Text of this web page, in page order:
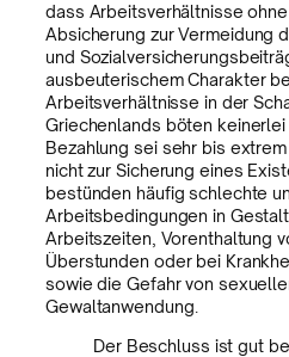
dass Arbeitsverhältnisse
Absicherung zur Vermeidung
und
ausbeuterischem Charakter
Arbeitsverhältnisse in der
Griechenlands böten
Bezahlung sei sehr bis
nicht zur Sicherung eines
bestünden häufig schlechte
Arbeitsbedingungen in
Arbeitszeiten, Vorenthaltung
Überstunden oder bei
sowie die Gefahr von
Gewaltanwendung.
Der Beschluss ist gut